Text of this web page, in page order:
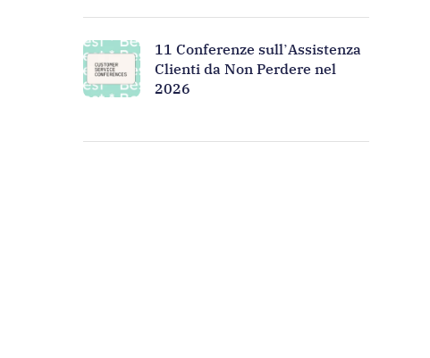
11 Conferenze sull’Assistenza
Clienti da Non Perdere nel
2026